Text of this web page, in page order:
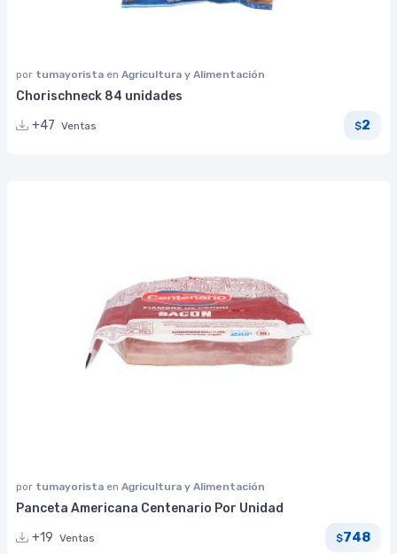
por tumayorista en Agricultura y Alimentación
Chorischneck 84 unidades
+47 Ventas $2
por tumayorista en Agricultura y Alimentación
Panceta Americana Centenario Por Unidad
+19 Ventas $748